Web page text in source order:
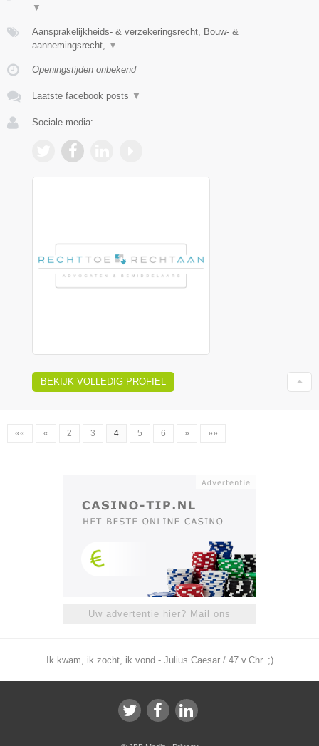
▼
Aansprakelijkheids- & verzekeringsrecht, Bouw- &
aannemingsrecht,
▼
Openingstijden onbekend
Laatste facebook posts ▼
Sociale media:
BEKIJK VOLLEDIG PROFIEL
«« « 2 3 4 5 6 » »»
Uw advertentie hier? Mail ons
Ik kwam, ik zocht, ik vond - Julius Caesar / 47 v.Chr. ;)